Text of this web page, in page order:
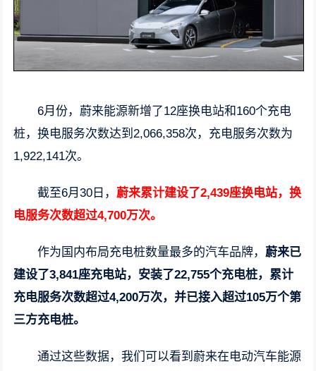
6月份，蔚来能源新增了12座换电站和160个充电
桩，换电服务次数达到2,066,358次，充电服务次数为
1,922,141次。
截至6月30日， 蔚来累计建设了2,439座换电站，换
电服务次数超过4,700万次。
作为国内布局充电桩数量最多的汽车品牌， 蔚来已
建设了3,841座充电站，安装了22,755个充电桩，累计
充电服务次数超过4,200万次，并已接入超过105万个第
三方充电桩。
通过这些数据，我们可以看到蔚来在电动汽车能源